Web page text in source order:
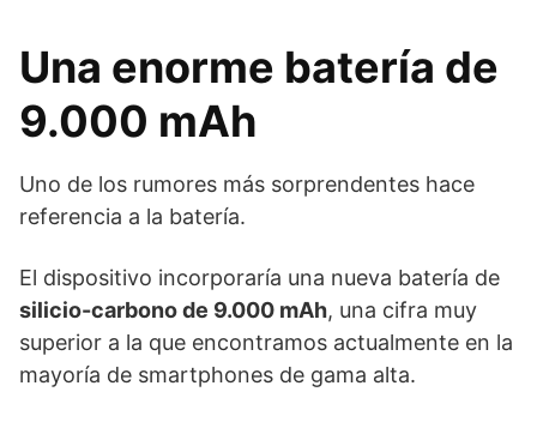
Una enorme batería de
9.000 mAh
Uno de los rumores más sorprendentes hace
referencia a la batería.
El dispositivo incorporaría una nueva batería de
silicio-carbono de 9.000 mAh, una cifra muy
superior a la que encontramos actualmente en la
mayoría de smartphones de gama alta.